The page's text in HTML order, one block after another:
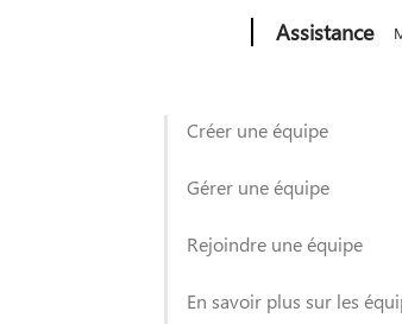
Assistance
Créer une équipe
Gérer une équipe
Rejoindre une équipe
En savoir plus sur les